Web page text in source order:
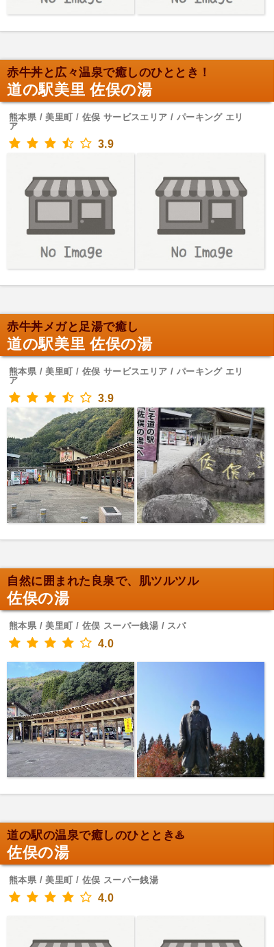
赤牛丼と広々温泉で癒しのひととき！
道の駅美里 佐俣の湯
熊本県 / 美里町 / 佐俣 サービスエリア / パーキング エリ
ア
3.9
赤牛丼メガと足湯で癒し
道の駅美里 佐俣の湯
熊本県 / 美里町 / 佐俣 サービスエリア / パーキング エリ
ア
3.9
自然に囲まれた良泉で、肌ツルツル
佐俣の湯
熊本県 / 美里町 / 佐俣 スーパー銭湯 / スパ
4.0
道の駅の温泉で癒しのひととき♨️
佐俣の湯
熊本県 / 美里町 / 佐俣 スーパー銭湯
4.0